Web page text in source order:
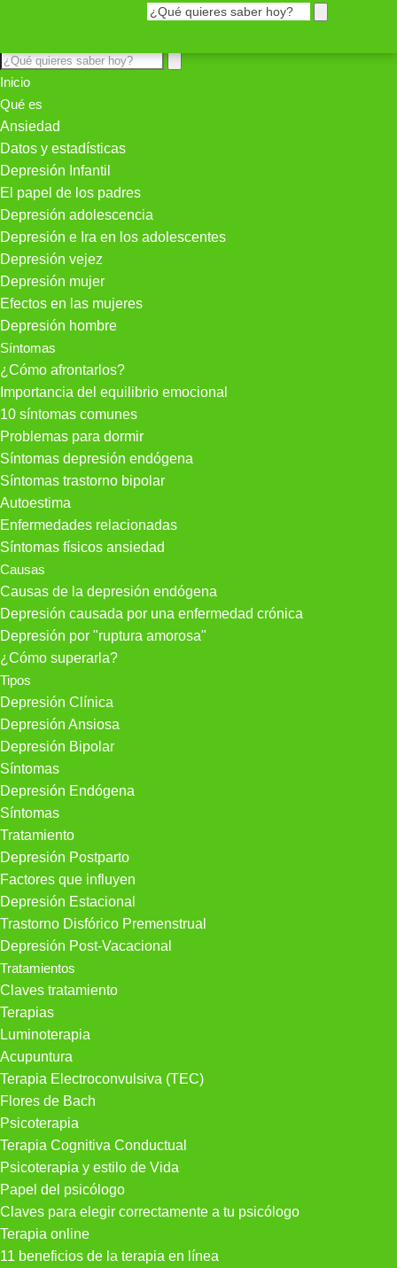
Inicio
Qué es
Ansiedad
Datos y estadísticas
Depresión Infantil
El papel de los padres
Depresión adolescencia
Depresión e Ira en los adolescentes
Depresión vejez
Depresión mujer
Efectos en las mujeres
Depresión hombre
Síntomas
¿Cómo afrontarlos?
Importancia del equilibrio emocional
10 síntomas comunes
Problemas para dormir
Síntomas depresión endógena
Síntomas trastorno bipolar
Autoestima
Enfermedades relacionadas
Síntomas físicos ansiedad
Causas
Causas de la depresión endógena
Depresión causada por una enfermedad crónica
Depresión por "ruptura amorosa"
¿Cómo superarla?
Tipos
Depresión Clínica
Depresión Ansiosa
Depresión Bipolar
Síntomas
Depresión Endógena
Síntomas
Tratamiento
Depresión Postparto
Factores que influyen
Depresión Estacional
Trastorno Disfórico Premenstrual
Depresión Post-Vacacional
Tratamientos
Claves tratamiento
Terapias
Luminoterapia
Acupuntura
Terapia Electroconvulsiva (TEC)
Flores de Bach
Psicoterapia
Terapia Cognitiva Conductual
Psicoterapia y estilo de Vida
Papel del psicólogo
Claves para elegir correctamente a tu psicólogo
Terapia online
11 beneficios de la terapia en línea